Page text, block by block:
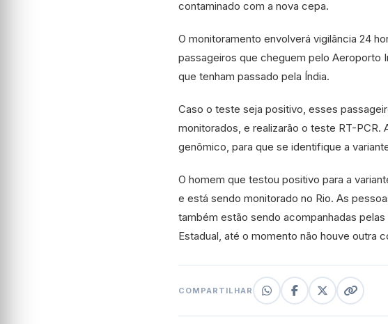
contaminado com a nova cepa.
O monitoramento envolverá vigilância 24
passageiros que cheguem pelo Aeroporto
que tenham passado pela Índia.
Caso o teste seja positivo, esses
monitorados, e realizarão o teste RT-PCR.
genômico, para que se identifique a
O homem que testou positivo para a
e está sendo monitorado no Rio. As
também estão sendo acompanhadas
Estadual, até o momento não houve outra
COMPARTILHAR